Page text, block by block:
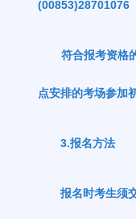
(00853)28701076
符合报考资格
点安排的考场参加
3.报名方法
报名时考生须